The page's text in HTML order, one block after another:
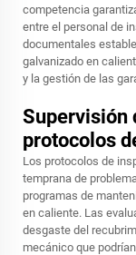
competencia
entre el personal de
documentales
galvanizado en
y la gestión de las
Supervisión
protocolos
Los protocolos de
temprana de
programas de
en caliente. Las
desgaste del
mecánico que